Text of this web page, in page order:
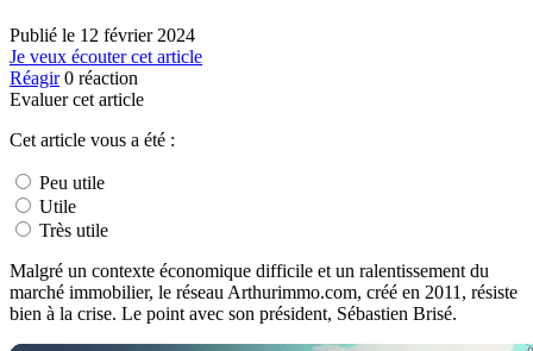
Publié le 12 février 2024
Je veux écouter cet article
Réagir 0 réaction
Evaluer cet article
Cet article vous a été :
Peu utile
Utile
Très utile
Malgré un contexte économique difficile et un ralentissement du
marché immobilier, le réseau Arthurimmo.com, créé en 2011, résiste
bien à la crise. Le point avec son président, Sébastien Brisé.